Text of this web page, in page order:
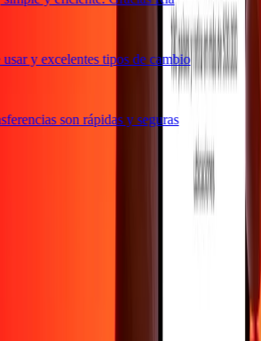
y excelentes tipos de cambio
son rápidas y seguras